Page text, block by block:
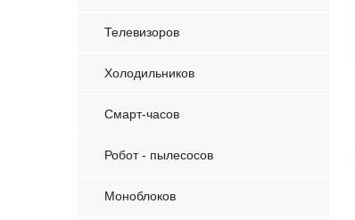
Телевизоров
Холодильников
Смарт-часов
Робот - пылесосов
Моноблоков